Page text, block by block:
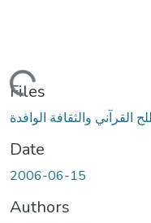
Loading...
Files
Date
2006-06-15
Authors